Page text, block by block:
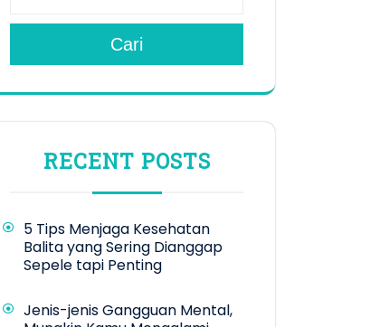
Cari
RECENT POSTS
5 Tips Menjaga Kesehatan
Balita yang Sering Dianggap
Sepele tapi Penting
Jenis-jenis Gangguan Mental,